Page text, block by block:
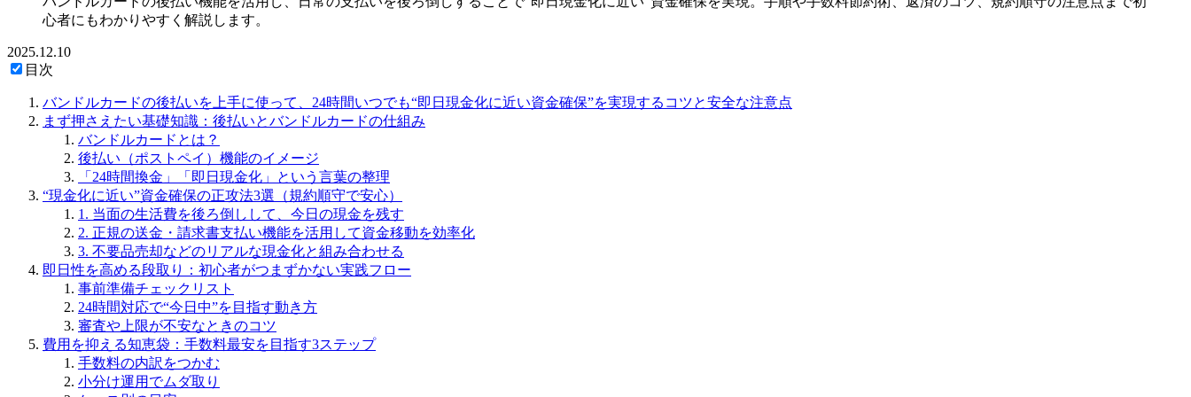
心者にもわかりやすく解説します。
2025.12.10
目次
バンドルカードの後払いを上手に使って、24時間いつでも“即日現金化に近い資金確保”を実現するコツと安全な注意点
まず押さえたい基礎知識：後払いとバンドルカードの仕組み
バンドルカードとは？
後払い（ポストペイ）機能のイメージ
「24時間換金」「即日現金化」という言葉の整理
“現金化に近い”資金確保の正攻法3選（規約順守で安心）
1. 当面の生活費を後ろ倒しして、今日の現金を残す
2. 正規の送金・請求書支払い機能を活用して資金移動を効率化
3. 不要品売却などのリアルな現金化と組み合わせる
即日性を高める段取り：初心者がつまずかない実践フロー
事前準備チェックリスト
24時間対応で“今日中”を目指す動き方
審査や上限が不安なときのコツ
費用を抑える知恵袋：手数料最安を目指す3ステップ
手数料の内訳をつかむ
小分け運用でムダ取り